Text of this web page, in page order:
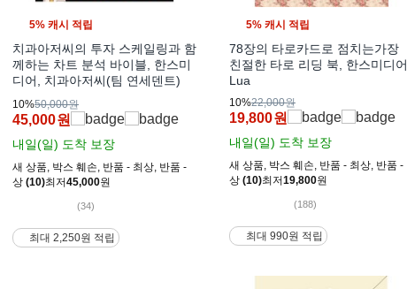
5% 캐시 적립
치과아저씨의 투자 스케일링과 함
께하는 차트 분석 바이블, 한스미
디어, 치과아저씨(팀 연세덴트)
10%50,000원
45,000원
내일(일) 도착 보장
새 상품, 박스 훼손, 반품 - 최상, 반품 -
상 (10)최저45,000원
(34)
최대 2,250원 적립
5% 캐시 적립
78장의 타로카드로 점치는가장
친절한 타로 리딩 북, 한스미디어,
Lua
10%22,000원
19,800원
내일(일) 도착 보장
새 상품, 박스 훼손, 반품 - 최상, 반품 -
상 (10)최저19,800원
(188)
최대 990원 적립